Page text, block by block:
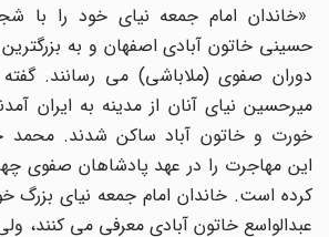
«خاندان امام جمعه نیای خود را با
حسینی خاتون آبادی اصفهان و به
دوران صفوی (ملاباشی) می رسانند. گفته
میرحسین نیای آنان از مدینه به ایران
خورت و خاتون آباد ساکن شدند. محمد
این مهاجرت را در عهد پادشاهان صفوی
کرده است. خاندان امام جمعه نیای بزرگ
عبدالواسع خاتون آبادی معرفی می کنند،